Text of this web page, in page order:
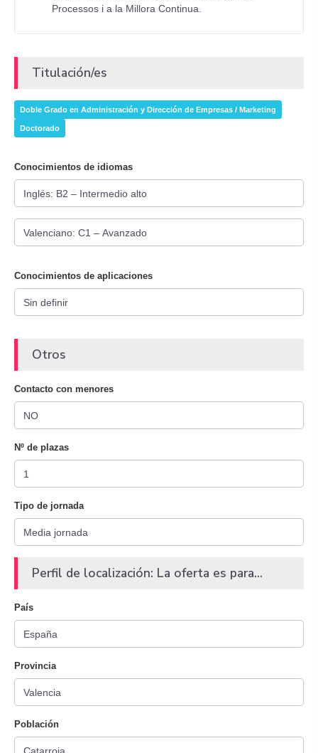
Processos i a la Millora Continua.
Titulación/es
Doble Grado en Administración y Dirección de Empresas / Marketing
Doctorado
Conocimientos de idiomas
Conocimientos de aplicaciones
Otros
Contacto con menores
Nº de plazas
Tipo de jornada
Perfil de localización: La oferta es para...
País
Provincia
Población